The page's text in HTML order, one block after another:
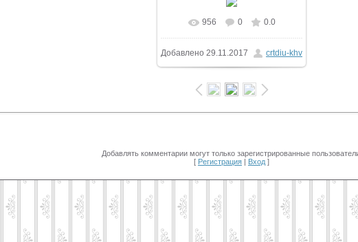
В реальном размере
1600x1065/ 363.2Kb
956 0 0.0
Добавлено 29.11.2017 crtdiu-khv
Добавлять комментарии могут только зарегистрированные
[ Регистрация | Вход ]